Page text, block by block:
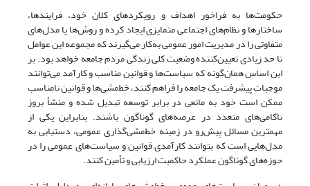
حکومت‌ها به فراخور اهداف و رویکردهای کلان خود، فرایندها،
ساختارها و نظام‌های اجتماعی متمایزی ایجاد کرده و روش‌ها یا مدل‌های
متفاوتی را در مدیریت امور عمومی به‌کار می‌گیرند که مجموعه این عوامل
تا حد زیادی تعیین‌کننده وضعیت کلی زندگی مردم جامعه خواهد بود. بر
این اساس همان‌گونه که سیاست‌ها و قوانین مناسب و کارآمد می‌‌توانند
موجبات پیشرفت یک جامعه را فراهم کنند، خط‌مشی‌ها و قوانین نامناسب
ممکن است خود به مانعی در برابر توسعه تبدیل شده و منشأ بروز
ناکامی‌های متعدد در عرصه‌های گوناگون باشند. بنابراین یکی از
مهمترین مسائل پیش‌رو در زمینه خط‌مشی‌گذاری عمومی، دستیابی به
مدل‌هایی است که بتوانند کارآمدی قوانین و سیاست‌های عمومی را در
حوزه‌های گوناگون عملکرد حاکمیت ارزیابی و تأمین کنند.